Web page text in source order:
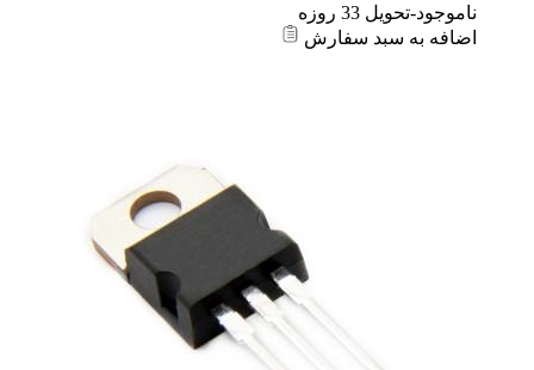
ناموجود-تحویل 33 روزه
اضافه به سبد سفارش